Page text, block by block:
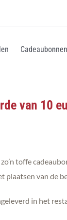
Cadeaubonnen
van 10
toffe
plaatsen van de
in het